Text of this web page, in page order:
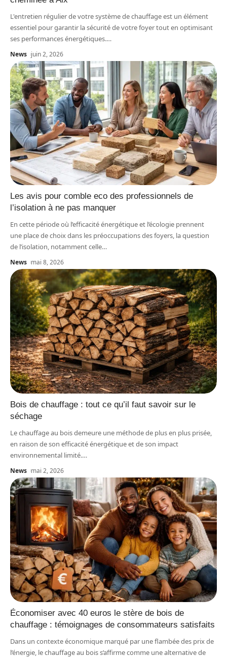
L'entretien régulier de votre système de chauffage est un élément
essentiel pour garantir la sécurité de votre foyer tout en optimisant
ses performances énergétiques.…
News juin 2, 2026
Les avis pour comble eco des professionnels de
l’isolation à ne pas manquer
En cette période où l’efficacité énergétique et l’écologie prennent
une place de choix dans les préoccupations des foyers, la question
de l’isolation, notamment celle…
News mai 8, 2026
Bois de chauffage : tout ce qu’il faut savoir sur le
séchage
Le chauffage au bois demeure une méthode de plus en plus prisée,
en raison de son efficacité énergétique et de son impact
environnemental limité.…
News mai 2, 2026
Économiser avec 40 euros le stère de bois de
chauffage : témoignages de consommateurs satisfaits
Dans un contexte économique marqué par une flambée des prix de
l’énergie, le chauffage au bois s’affirme comme une alternative de